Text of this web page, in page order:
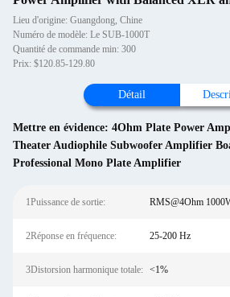
Lieu d'origine: Guangdong, Chine
Numéro de modèle: Le SUB-1000T
Quantité de commande min: 300
Prix: $120.85-129.80
Détail
Mettre en évidence: 4Ohm Plate Power
Theater Audiophile Subwoofer Amplifier
Professional Mono Plate Amplifier
1Puissance de sortie: RMS@4Ohm
2Réponse en fréquence: 25-200 Hz
3Distorsion harmonique totale: <1%